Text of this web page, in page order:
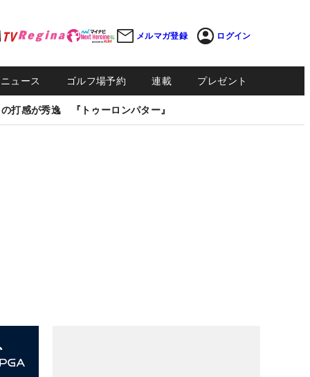
メルマガ登録 ログイン
ュース ゴルフ場予約 連載 プレゼント
打感が秀逸 『トゥーロンパター』